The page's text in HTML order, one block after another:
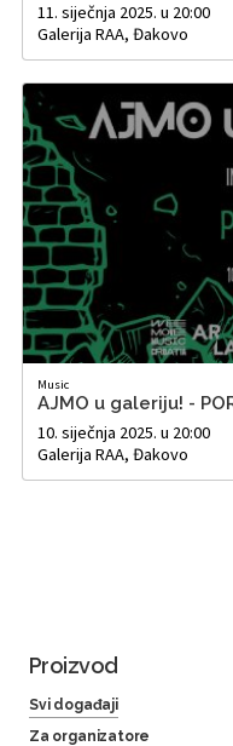
11. siječnja 2025. u 20:00
Galerija RAA, Đakovo
Music
AJMO u galeriju! -
10. siječnja 2025. u 20:00
Galerija RAA, Đakovo
Proizvod
Svi događaji
Za organizatore